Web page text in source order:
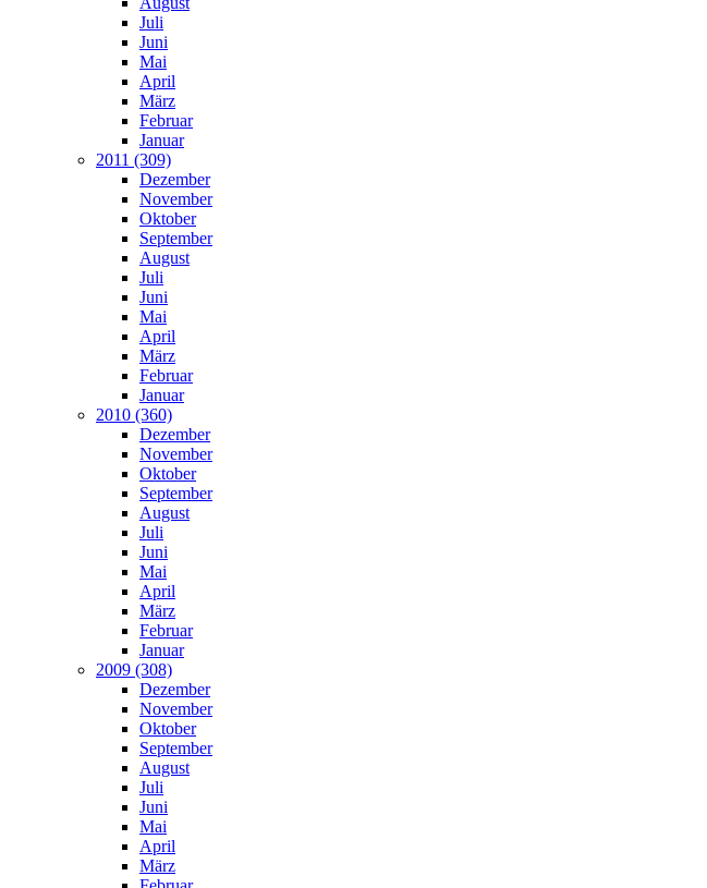
Juli
Juni
Mai
April
März
Februar
Januar
2011 (309)
Dezember
November
Oktober
September
August
Juli
Juni
Mai
April
März
Februar
Januar
2010 (360)
Dezember
November
Oktober
September
August
Juli
Juni
Mai
April
März
Februar
Januar
2009 (308)
Dezember
November
Oktober
September
August
Juli
Juni
Mai
April
März